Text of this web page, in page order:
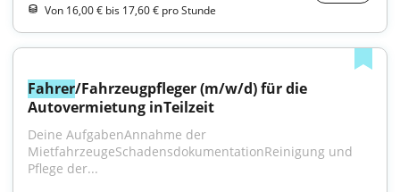
Von 16,00 € bis 17,60 € pro Stunde
Fahrer/Fahrzeugpfleger (m/w/d) für die
Autovermietung inTeilzeit
Deine AufgabenAnnahme der
MietfahrzeugeSchadensdokumentationReinigung und
Pflege der...